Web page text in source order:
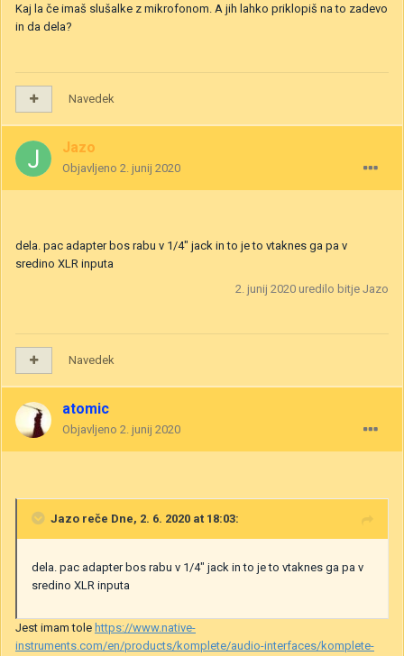
Kaj la če imaš slušalke z mikrofonom. A jih lahko priklopiš na to zadevo
in da dela?
Navedek
Jazo
Objavljeno 2. junij 2020
dela. pac adapter bos rabu v 1/4" jack in to je to vtaknes ga pa v
sredino XLR inputa
2. junij 2020 uredilo bitje Jazo
Navedek
atomic
Objavljeno 2. junij 2020
Jazo reče Dne, 2. 6. 2020 at 18:03:
dela. pac adapter bos rabu v 1/4" jack in to je to vtaknes ga pa v
sredino XLR inputa
Jest imam tole https://www.native-
instruments.com/en/products/komplete/audio-interfaces/komplete-